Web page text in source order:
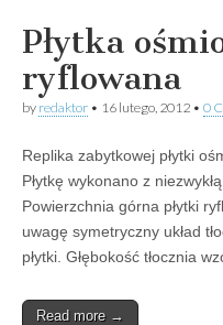
Płytka
ryflowana
by redaktor • 16 lutego, 2012 • 0
Replika zabytkowej płytki
Płytkę wykonano z
Powierzchnia górna płytki
uwagę symetryczny układ
płytki. Głębokość tłocznia
Read more →